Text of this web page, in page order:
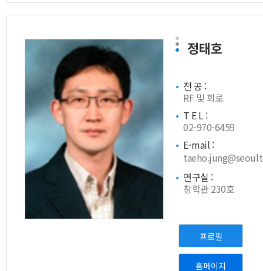
정태호
전 공 :
RF 및 회로
T E L :
02-970-6459
E-mail :
연구실 :
창학관 230호
프로필
홈페이지